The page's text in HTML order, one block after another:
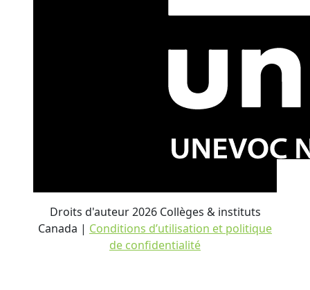
Droits d'auteur 2026 Collèges & instituts
Canada | Conditions d’utilisation et politique
de confidentialité